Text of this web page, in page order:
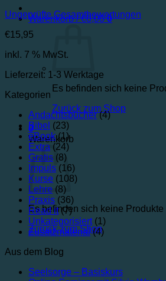
Warenkorb /€0,00 0
Es befinden sich keine
Zurück zum Shop
0
Warenkorb
Es befinden sich keine Produkte
Zurück zum Shop
Ungeprüfte Gesamtbewertungen
€15,95
inkl. 7 % MwSt.
Lieferzeit: 1-3 Werktage
Kategorien
Andachtsbücher (4)
Bibel (23)
eBook (1)
Extra (24)
Gratis (8)
Impuls (16)
Kurse (108)
Lehre (8)
Praxis (36)
Read it (7)
Unkategorisiert (1)
Zusatzmaterial (4)
Aus dem Blog
Seelsorge – BasiskursKeine